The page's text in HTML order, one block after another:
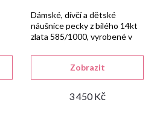
3 450 Kč
Zobrazit
Dámské, dívčí a dětské
náušnice pecky z bílého 14kt
zlata 585/1000, vyrobené v
kulatým zeleným syntetickým
smaragdem.